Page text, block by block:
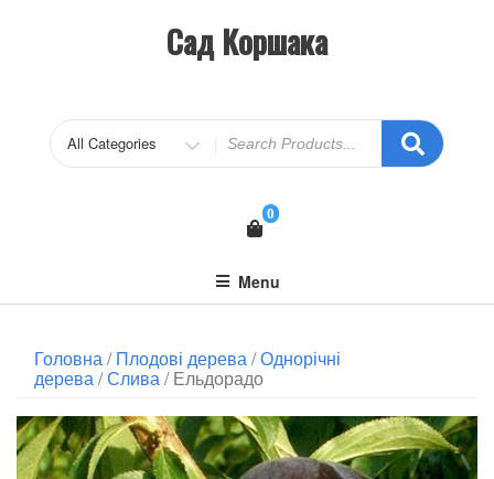
Сад Коршака
0
Menu
Головна/Плодові дерева/Однорічні
дерева/Слива/ Ельдорадо